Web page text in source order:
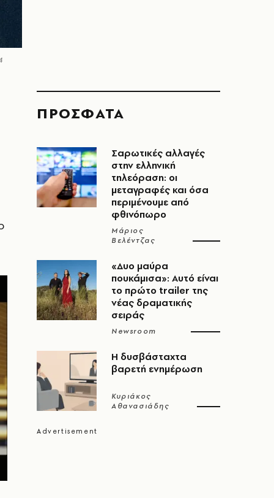
ΠΡΟΣΦΑΤΑ
Σαρωτικές αλλαγές
στην ελληνική
τηλεόραση: οι
μεταγραφές και όσα
περιμένουμε από
φθινόπωρο
Μάριος
Βελέντζας
«Δυο μαύρα
πουκάμισα»: Αυτό είναι
το πρώτο trailer της
νέας δραματικής
σειράς
Newsroom
Η δυσβάσταχτα
βαρετή ενημέρωση
Κυριάκος
Αθανασιάδης